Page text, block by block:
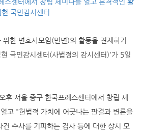
국민감시센터
한 변호사모임(민변)의 활동을 견제하기
국민감시센터(사법정의 감시센터)'가 5일
후 서울 중구 한국프레스센터에서 창립 세
고 "헌법적 가치에 어긋나는 판결과 변론을
수사를 기피하는 검사 등에 대한 상시 모